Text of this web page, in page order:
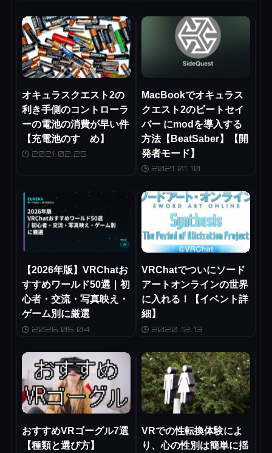
オキュラスクエスト2の
利き手側のコントローラ
ーの電池の消費が早い件
【充電池のすゝめ】
2021.02.25
MacBookでオキュラス
クエスト2のビートセイ
バー にmodを導入する
方法【BeatSaber】【開
発者モード】
2021.01.10
【2026年版】VRChatお
すすめワールド50選｜初
心者・交流・写真映え・
ゲーム別に厳選
2026.05.04
VRChatでついにソード
アートオンラインの世界
に入れる！【イベント詳
細】
2020.12.13
おすすめVRゴーグル7選
【種類と選び方】
VRでの性転換体験によ
り、心の性別は簡単に揺